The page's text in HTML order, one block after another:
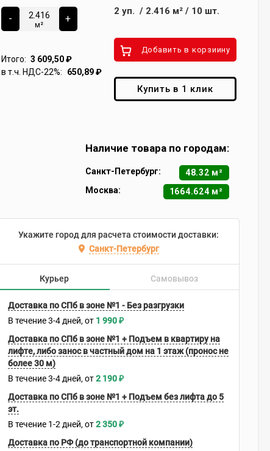
-
м²
+
Итого: 3 609,50₽
в т.ч. НДС-22%:
650,89₽
2 уп. / 2.416 м²/ 10 шт.
Добавить в корзиину
Купить в 1 клик
Наличие товара по городам:
Санкт-Петербург:
48.32 м²
Москва:
1664.624 м²
Укажите город для расчета стоимости доставки:
Санкт-Петербург
Курьер Самовывоз
Доставка по СПб в зоне №1 - Без разгрузки
В течение 3-4 дней 1 990₽
Доставка по СПб в зоне №1 + Подъем в квартиру на
лифте, либо занос в частный дом на 1 этаж (пронос не
более 30 м)
В течение 3-4 дней 2 190₽
Доставка по СПб в зоне №1 + Подъем без лифта до 5
эт.
В течение 1-2 дней 2 350₽
Доставка по РФ (до транспортной компании)